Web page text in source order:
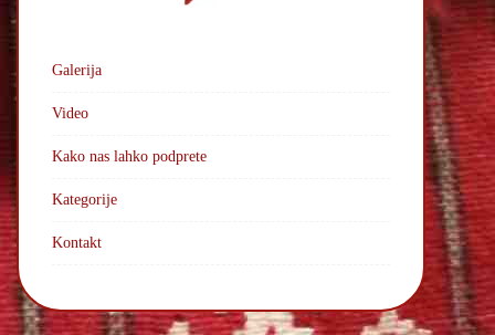
Galerija
Video
Kako nas lahko podprete
Kategorije
Kontakt